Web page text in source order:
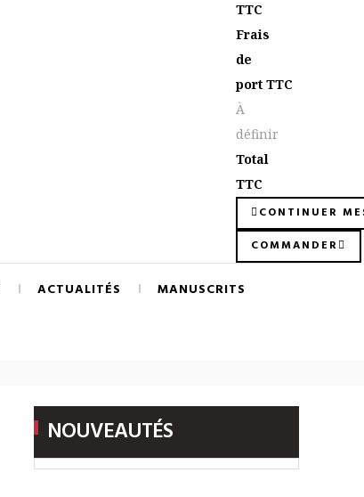
TTC
Frais
de
port TTC
À
définir
Total
TTC
CONTINUER
COMMANDER
ACTUALITÉS MANUSCRITS
NOUVEAUTÉS